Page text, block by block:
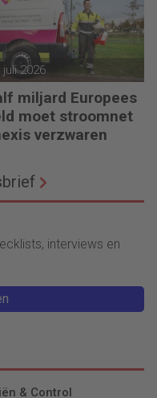
juli 2026
miljard Europees
moet stroomnet
verzwaren
interviews en
& Control